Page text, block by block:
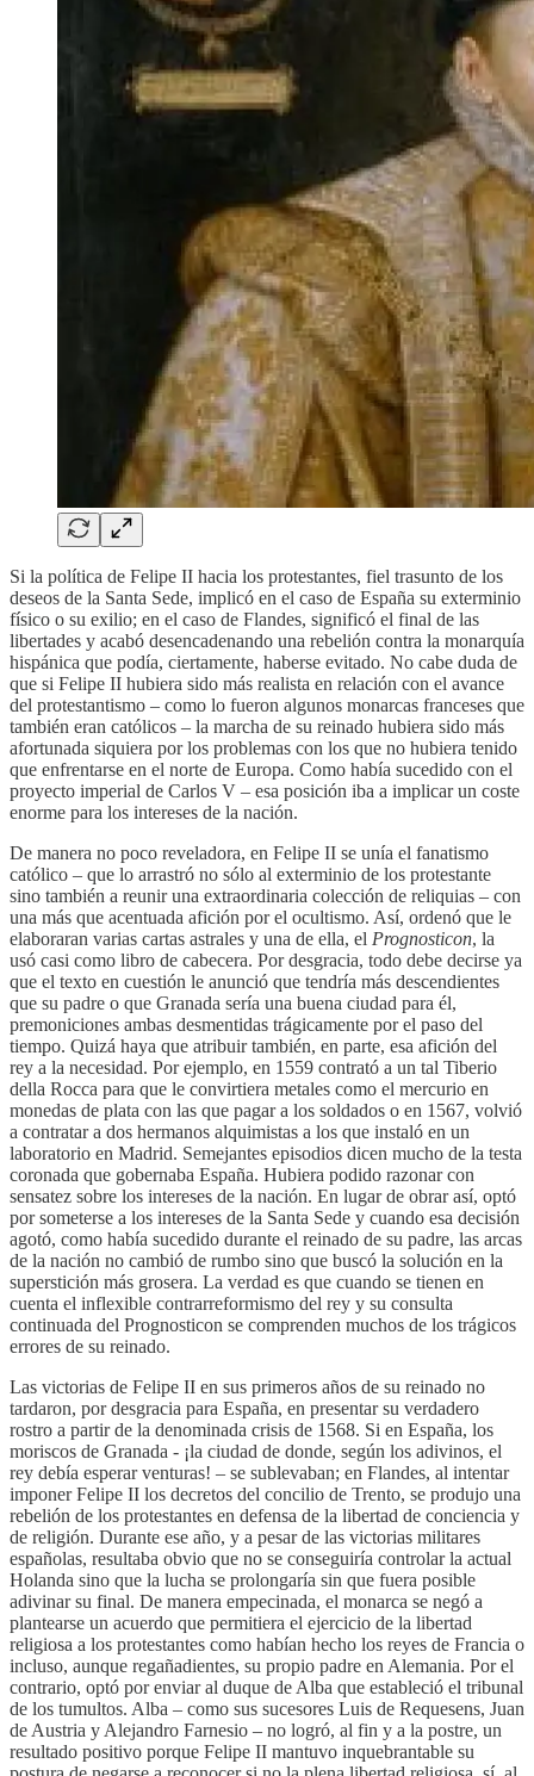
Si la política de Felipe II hacia los protestantes, fiel trasunto de los
deseos de la Santa Sede, implicó en el caso de España su exterminio
físico o su exilio; en el caso de Flandes, significó el final de las
libertades y acabó desencadenando una rebelión contra la monarquía
hispánica que podía, ciertamente, haberse evitado. No cabe duda de
que si Felipe II hubiera sido más realista en relación con el avance
del protestantismo – como lo fueron algunos monarcas franceses que
también eran católicos – la marcha de su reinado hubiera sido más
afortunada siquiera por los problemas con los que no hubiera tenido
que enfrentarse en el norte de Europa. Como había sucedido con el
proyecto imperial de Carlos V – esa posición iba a implicar un coste
enorme para los intereses de la nación.
De manera no poco reveladora, en Felipe II se unía el fanatismo
católico – que lo arrastró no sólo al exterminio de los protestante
sino también a reunir una extraordinaria colección de reliquias – con
una más que acentuada afición por el ocultismo. Así, ordenó que le
elaboraran varias cartas astrales y una de ella, el Prognosticon, la
usó casi como libro de cabecera. Por desgracia, todo debe decirse ya
que el texto en cuestión le anunció que tendría más descendientes
que su padre o que Granada sería una buena ciudad para él,
premoniciones ambas desmentidas trágicamente por el paso del
tiempo. Quizá haya que atribuir también, en parte, esa afición del
rey a la necesidad. Por ejemplo, en 1559 contrató a un tal Tiberio
della Rocca para que le convirtiera metales como el mercurio en
monedas de plata con las que pagar a los soldados o en 1567, volvió
a contratar a dos hermanos alquimistas a los que instaló en un
laboratorio en Madrid. Semejantes episodios dicen mucho de la testa
coronada que gobernaba España. Hubiera podido razonar con
sensatez sobre los intereses de la nación. En lugar de obrar así, optó
por someterse a los intereses de la Santa Sede y cuando esa decisión
agotó, como había sucedido durante el reinado de su padre, las arcas
de la nación no cambió de rumbo sino que buscó la solución en la
superstición más grosera. La verdad es que cuando se tienen en
cuenta el inflexible contrarreformismo del rey y su consulta
continuada del Prognosticon se comprenden muchos de los trágicos
errores de su reinado.
Las victorias de Felipe II en sus primeros años de su reinado no
tardaron, por desgracia para España, en presentar su verdadero
rostro a partir de la denominada crisis de 1568. Si en España, los
moriscos de Granada - ¡la ciudad de donde, según los adivinos, el
rey debía esperar venturas! – se sublevaban; en Flandes, al intentar
imponer Felipe II los decretos del concilio de Trento, se produjo una
rebelión de los protestantes en defensa de la libertad de conciencia y
de religión. Durante ese año, y a pesar de las victorias militares
españolas, resultaba obvio que no se conseguiría controlar la actual
Holanda sino que la lucha se prolongaría sin que fuera posible
adivinar su final. De manera empecinada, el monarca se negó a
plantearse un acuerdo que permitiera el ejercicio de la libertad
religiosa a los protestantes como habían hecho los reyes de Francia o
incluso, aunque regañadientes, su propio padre en Alemania. Por el
contrario, optó por enviar al duque de Alba que estableció el tribunal
de los tumultos. Alba – como sus sucesores Luis de Requesens, Juan
de Austria y Alejandro Farnesio – no logró, al fin y a la postre, un
resultado positivo porque Felipe II mantuvo inquebrantable su